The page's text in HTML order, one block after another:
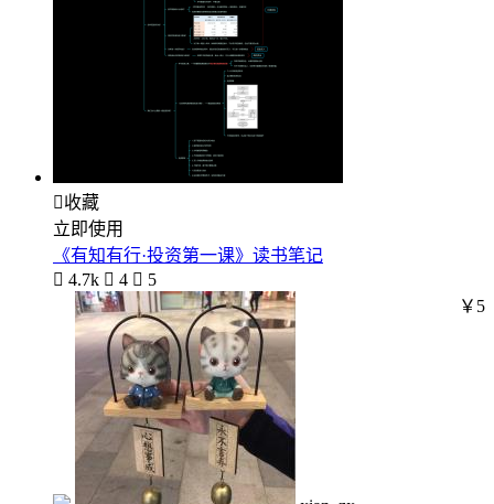
收藏
立即使用
《有知有行·投资第一课》读书笔记
 4.7k  4  5
￥5